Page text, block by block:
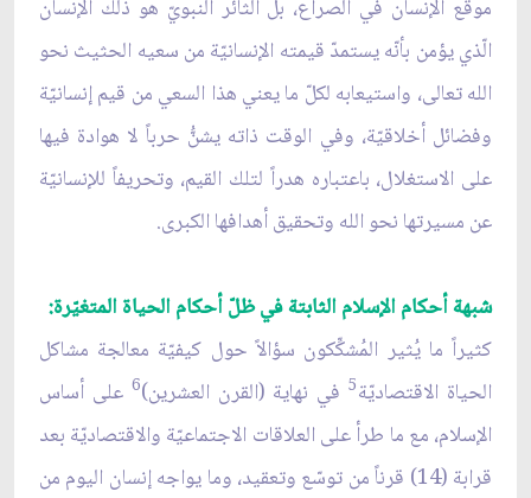
موقع الإنسان في الصراع، بل الثائر النبويّ هو ذلك الإنسان
الّذي يؤمن بأنّه يستمدّ قيمته الإنسانيّة من سعيه الحثيث نحو
الله تعالى، واستيعابه لكلّ ما يعني هذا السعي من قيم إنسانيّة
وفضائل أخلاقيّة، وفي الوقت ذاته يشنُّ حرباً لا هوادة فيها
على الاستغلال، باعتباره هدراً لتلك القيم، وتحريفاً للإنسانيّة
عن مسيرتها نحو الله وتحقيق أهدافها الكبرى.
شبهة أحكام الإسلام الثابتة في ظلّ أحكام الحياة المتغيّرة:
كثيراً ما يُثير المُشكِّكون سؤالاً حول كيفيّة معالجة مشاكل
الحياة الاقتصاديّة5في نهاية (القرن العشرين)6 على أساس
الإسلام، مع ما طرأ على العلاقات الاجتماعيّة والاقتصاديّة بعد
قرابة (14) قرناً من توسّع وتعقيد، وما يواجه إنسان اليوم من